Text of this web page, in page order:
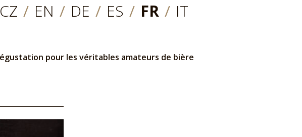
CZ / EN / DE / ES / FR / IT
pour les véritables amateurs de bière